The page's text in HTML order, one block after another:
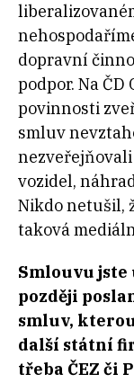
dopravní
podpor. Na
povinnosti
smluv
vozidel,
Nikdo netušil,
taková
Smlouvu jste
později
smluv,
další státní
třeba ČEZ či